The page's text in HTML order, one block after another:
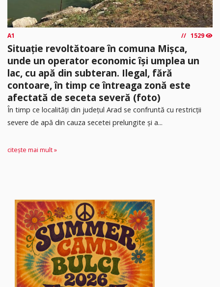
A1 1529
Situație revoltătoare în comuna Mișca,
unde un operator economic își umplea un
lac, cu apă din subteran. Ilegal, fără
contoare, în timp ce întreaga zonă este
afectată de seceta severă (foto)
În timp ce localități din județul Arad se confruntă cu restricții
severe de apă din cauza secetei prelungite și a...
citește mai mult »